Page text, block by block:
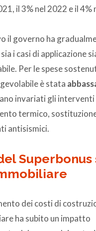
il 3% nel 2022 e il 4%
il governo ha
i casi di applicazione
Per le spese
è stata
invariati gli interventi
termico,
antisismici.
Superbonus
dei costi di
ha subito un impatto